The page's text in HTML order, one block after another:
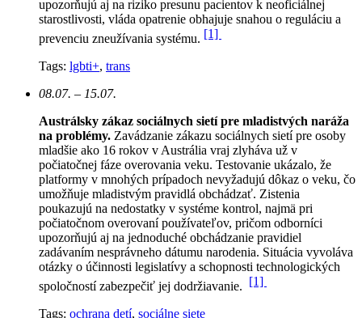
upozorňujú aj na riziko presunu pacientov k neoficiálnej
starostlivosti, vláda opatrenie obhajuje snahou o reguláciu a
prevenciu zneužívania systému. [1]
Tags: lgbti+, trans
08.07. – 15.07.
Austrálsky zákaz sociálnych sietí pre mladistvých naráža
na problémy. Zavádzanie zákazu sociálnych sietí pre osoby
mladšie ako 16 rokov v Austrália vraj zlyháva už v
počiatočnej fáze overovania veku. Testovanie ukázalo, že
platformy v mnohých prípadoch nevyžadujú dôkaz o veku, čo
umožňuje mladistvým pravidlá obchádzať. Zistenia
poukazujú na nedostatky v systéme kontrol, najmä pri
počiatočnom overovaní používateľov, pričom odborníci
upozorňujú aj na jednoduché obchádzanie pravidiel
zadávaním nesprávneho dátumu narodenia. Situácia vyvoláva
otázky o účinnosti legislatívy a schopnosti technologických
spoločností zabezpečiť jej dodržiavanie. [1]
Tags: ochrana detí, sociálne siete